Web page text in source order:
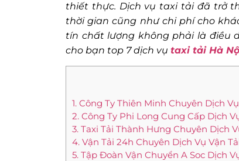
thiết thực. Dịch vụ taxi tải đã trở
thời gian cũng như chi phí cho
tín chất lượng không phải là điều
cho bạn top 7 dịch vụ taxi tải Hà
1. Công Ty Thiên Minh Chuyên Dịch
2. Công Ty Phi Long Cung Cấp Dịch
3. Taxi Tải Thành Hưng Chuyên Dịch
4. Vận Tải 24h Chuyên Dịch Vụ Vận
5. Tập Đoàn Vận Chuyển A Soc Dịch